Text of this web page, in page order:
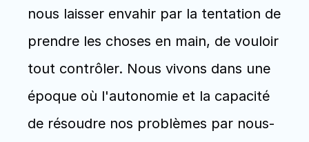
nous laisser envahir par la tentation de
prendre les choses en main, de vouloir
tout contrôler. Nous vivons dans une
époque où l'autonomie et la capacité
de résoudre nos problèmes par nous-